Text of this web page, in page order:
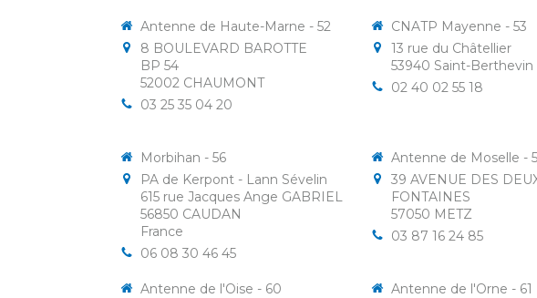
Antenne de Haute-Marne - 52
8 BOULEVARD BAROTTE
BP 54
52002 CHAUMONT
03 25 35 04 20
CNATP Mayenne - 53
13 rue du Châtellier
53940 Saint-Berthevin
02 40 02 55 18
Morbihan - 56
PA de Kerpont - Lann Sévelin
615 rue Jacques Ange GABRIEL
56850 CAUDAN
France
06 08 30 46 45
Antenne de Moselle -
39 AVENUE DES
FONTAINES
57050 METZ
03 87 16 24 85
Antenne de l'Oise - 60
Antenne de l'Orne - 61